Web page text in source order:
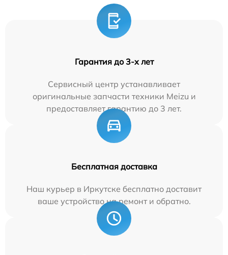
Гарантия до 3-х лет
Сервисный центр устанавливает
оригинальные запчасти техники Meizu и
предоставляет гарантию до 3 лет.
Бесплатная доставка
Наш курьер в Иркутске бесплатно доставит
ваше устройство на ремонт и обратно.